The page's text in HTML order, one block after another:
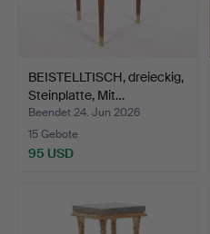
BEISTELLTISCH, dreieckig,
Steinplatte, Mit…
Beendet 24. Jun 2026
15 Gebote
95 USD